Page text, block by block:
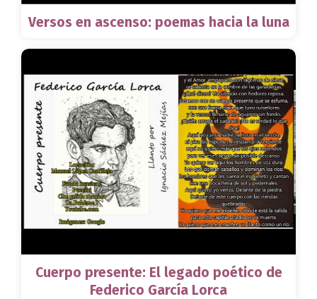
Versos en ascenso: poemas hacia la luna
Cuerpo presente: El legado poético de
Federico García Lorca